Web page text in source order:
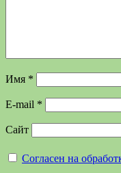
Имя *
E-mail *
Сайт
Согласен на